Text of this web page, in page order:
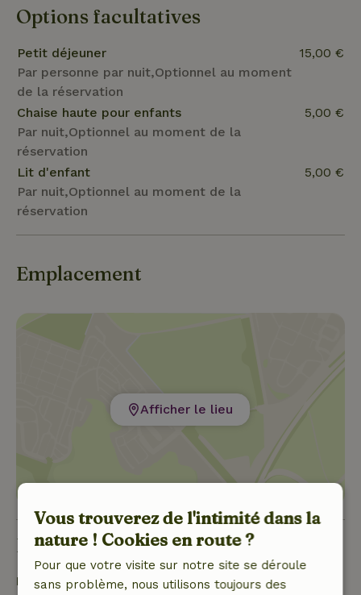
Options facultatives
Petit déjeuner
Par personne par nuit,Optionnel au moment
de la réservation
15,00 €
Chaise haute pour enfants
Par nuit,Optionnel au moment de la
réservation
5,00 €
Lit d'enfant
Par nuit,Optionnel au moment de la
réservation
5,00 €
Emplacement
Afficher le lieu
Bon à savoir
Détails du séjour
Vous trouverez de l'intimité dans la
nature ! Cookies en route ?
Pour que votre visite sur notre site se déroule
sans problème, nous utilisons toujours des